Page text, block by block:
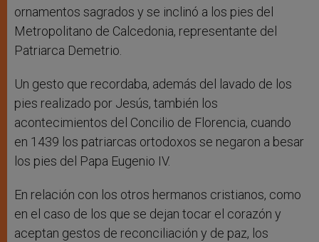
ornamentos sagrados y se inclinó a los pies del
Metropolitano de Calcedonia, representante del
Patriarca Demetrio.
Un gesto que recordaba, además del lavado de los
pies realizado por Jesús, también los
acontecimientos del Concilio de Florencia, cuando
en 1439 los patriarcas ortodoxos se negaron a besar
los pies del Papa Eugenio IV.
En relación con los otros hermanos cristianos, como
en el caso de los que se dejan tocar el corazón y
aceptan gestos de reconciliación y de paz, los